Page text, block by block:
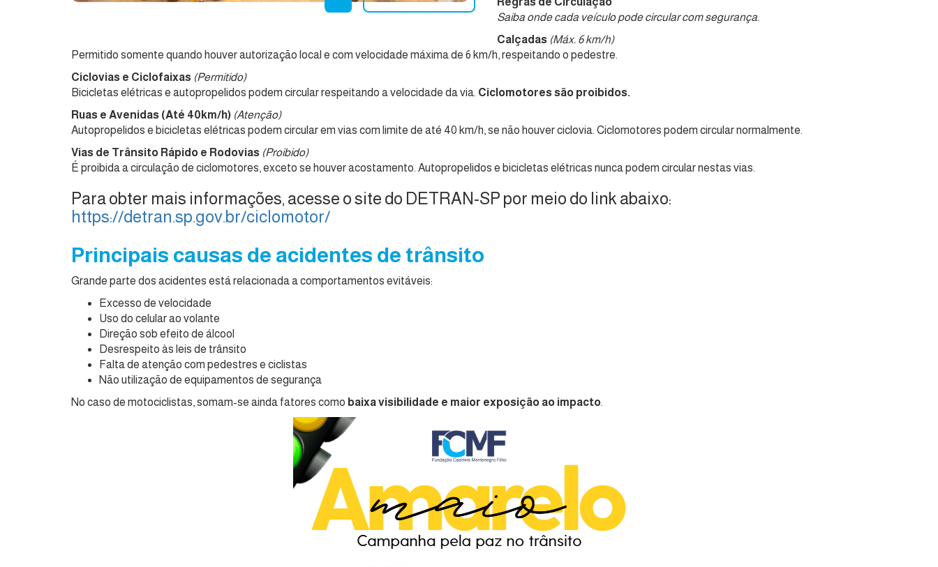
Saiba onde cada veículo pode circular com segurança.
Calçadas (Máx. 6 km/h)
Permitido somente quando houver autorização local e com velocidade máxima de 6 km/h, respeitando o pedestre.
Ciclovias e Ciclofaixas (Permitido)
Bicicletas elétricas e autopropelidos podem circular respeitando a velocidade da via. Ciclomotores são proibidos.
Ruas e Avenidas (Até 40km/h) (Atenção)
Autopropelidos e bicicletas elétricas podem circular em vias com limite de até 40 km/h, se não houver ciclovia. Ciclomotores podem circular normalmente.
Vias de Trânsito Rápido e Rodovias (Proibido)
É proibida a circulação de ciclomotores, exceto se houver acostamento. Autopropelidos e bicicletas elétricas nunca podem circular nestas vias.
Para obter mais informações, acesse o site do DETRAN-SP por meio do link abaixo:
https://detran.sp.gov.br/ciclomotor/
Principais causas de acidentes de trânsito
Grande parte dos acidentes está relacionada a comportamentos evitáveis:
Excesso de velocidade
Uso do celular ao volante
Direção sob efeito de álcool
Desrespeito às leis de trânsito
Falta de atenção com pedestres e ciclistas
Não utilização de equipamentos de segurança
No caso de motociclistas, somam-se ainda fatores como baixa visibilidade e maior exposição ao impacto.